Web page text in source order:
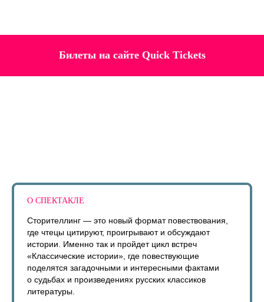
Билеты на сайте Quick Tickets
О СПЕКТАКЛЕ
Сторителлинг — это новый формат повествования,
где чтецы цитируют, проигрывают и обсуждают
истории. Именно так и пройдет цикл встреч
«Классические истории», где повествующие
поделятся загадочными и интересными фактами
о судьбах и произведениях русских классиков
литературы.